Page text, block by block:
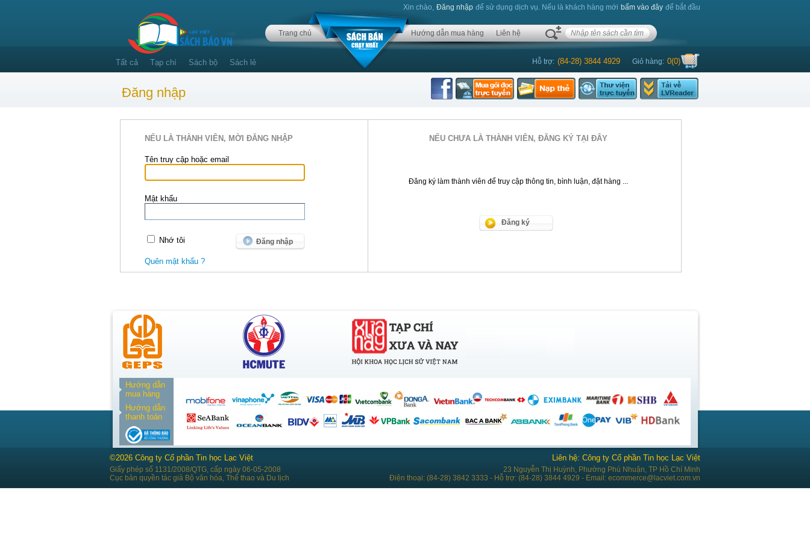
Xin chào, Đăng nhập để sử dụng dịch vụ. Nếu là khách hàng mới bấm vào đây để bắt đầu
Trang chủ Hướng dẫn mua hàng Liên hệ
Hỗ trợ: (84-28) 3844 4929 Giỏ hàng: 0(0)
Tất cả Tạp chí Sách bộ Sách lẻ
Đăng nhập
NẾU LÀ THÀNH VIÊN, MỜI ĐĂNG NHẬP
Tên truy cập hoặc email
Mật khẩu
Nhớ tôi
Quên mật khẩu ?
NẾU CHƯA LÀ THÀNH VIÊN, ĐĂNG KÝ TẠI ĐÂY
Đăng ký làm thành viên để truy cập thông tin, bình luận, đặt hàng ...
Đăng ký
Hướng dẫn
mua hàng
Hướng dẫn
thanh toán
Liên hệ: Công ty Cổ phần Tin học Lạc Việt
23 Nguyễn Thị Huỳnh, Phường Phú Nhuận, TP Hồ Chí Minh
Điện thoại: (84-28) 3842 3333 - Hỗ trợ: (84-28) 3844 4929 - Email: ecommerce@lacviet.com.vn
©2026 Công ty Cổ phần Tin học Lạc Việt
Giấy phép số 1131/2008/QTG, cấp ngày 06-05-2008
Cục bản quyền tác giả Bộ văn hóa, Thể thao và Du lịch